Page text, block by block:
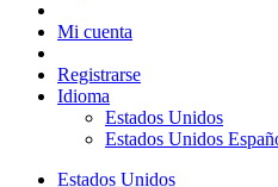
Mi cuenta
Registrarse
Idioma
Estados Unidos
Estados Unidos
Estados Unidos